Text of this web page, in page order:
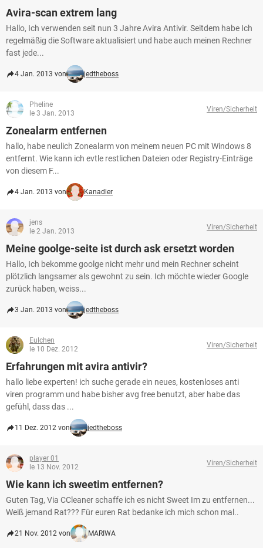
Avira-scan extrem lang
Hallo, Ich verwenden seit nun 3 Jahre Avira Antivir. Seitdem habe Ich
regelmäßig die Software aktualisiert und habe auch meinen Rechner
fast jede...
4 Jan. 2013 von jedtheboss
Pheline
le 3 Jan. 2013
Viren/Sicherheit
Zonealarm entfernen
hallo, habe neulich Zonealarm von meinem neuen PC mit Windows 8
entfernt. Wie kann ich evtle restlichen Dateien oder Registry-Einträge
von diesem F...
4 Jan. 2013 von Kanadler
jens
le 2 Jan. 2013
Viren/Sicherheit
Meine goolge-seite ist durch ask ersetzt worden
Hallo, Ich bekomme goolge nicht mehr und mein Rechner scheint
plötzlich langsamer als gewohnt zu sein. Ich möchte wieder Google
zurück haben, weiss...
3 Jan. 2013 von jedtheboss
Eulchen
le 10 Dez. 2012
Viren/Sicherheit
Erfahrungen mit avira antivir?
hallo liebe experten! ich suche gerade ein neues, kostenloses anti
viren programm und habe bisher avg free benutzt, aber habe das
gefühl, dass das ...
11 Dez. 2012 von jedtheboss
player 01
le 13 Nov. 2012
Viren/Sicherheit
Wie kann ich sweetim entfernen?
Guten Tag, Via CCleaner schaffe ich es nicht Sweet Im zu entfernen...
Weiß jemand Rat??? Für euren Rat bedanke ich mich schon mal..
21 Nov. 2012 von MARIWA